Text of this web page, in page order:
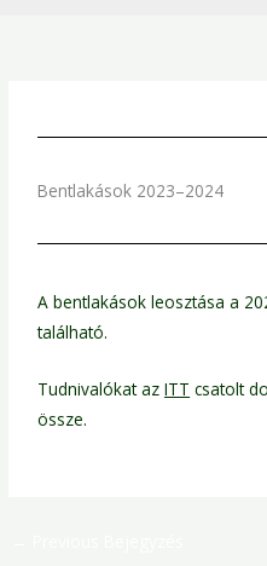
Bentlakások 2023–2024
A bentlakások leosztása a
található.
Tudnivalókat azITT csatolt
össze.